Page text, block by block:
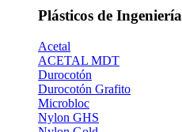
Plásticos de Ingeniería
Acetal
ACETAL MDT
Durocotón
Durocotón Grafito
Microbloc
Nylon GHS